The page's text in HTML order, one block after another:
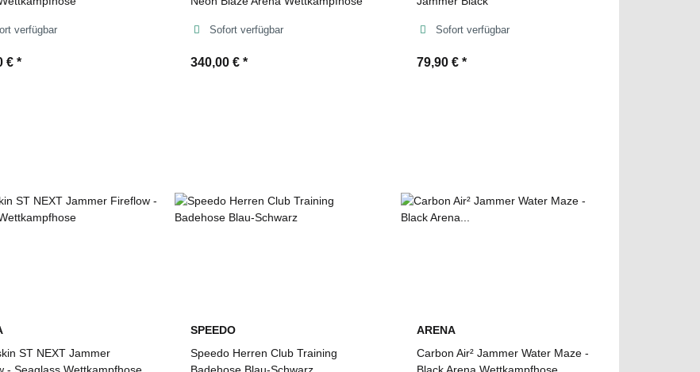
verfügbar
€ *
Sofort verfügbar
340,00 € *
Sofort verfügbar
79,90 € *
ST NEXT Jammer
SPEEDO
Speedo Herren Club Training
ARENA
Carbon Air² Jammer Water Maze -